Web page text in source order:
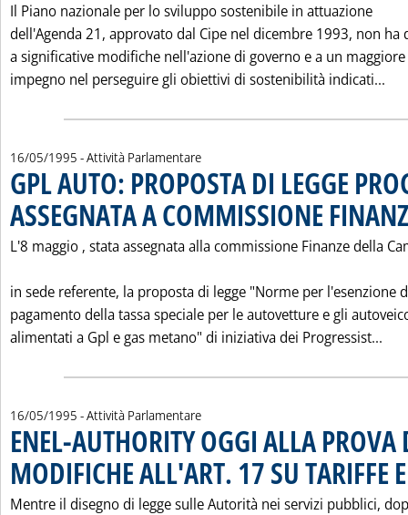
Il Piano nazionale per lo sviluppo sostenibile in attuazione
dell'Agenda 21, approvato dal Cipe nel dicembre 1993, non ha
a significative modifiche nell'azione di governo e a un maggiore
impegno nel perseguire gli obiettivi di sostenibilità indicati...
16/05/1995 - Attività Parlamentare
GPL AUTO: PROPOSTA DI LEGGE
ASSEGNATA A COMMISSIONE
L'8 maggio ‚ stata assegnata alla commissione Finanze della
in sede referente, la proposta di legge "Norme per l'esenzione
pagamento della tassa speciale per le autovetture e gli
alimentati a Gpl e gas metano" di iniziativa dei Progressist...
16/05/1995 - Attività Parlamentare
ENEL-AUTHORITY OGGI ALLA
MODIFICHE ALL'ART. 17 SU TARIFFE
Mentre il disegno di legge sulle Autorità nei servizi pubblici,